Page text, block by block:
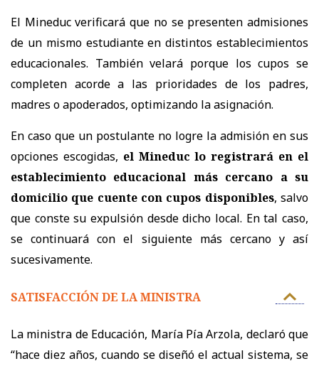
El Mineduc verificará que no se presenten admisiones
de un mismo estudiante en distintos establecimientos
educacionales. También velará porque los cupos se
completen acorde a las prioridades de los padres,
madres o apoderados, optimizando la asignación.
En caso que un postulante no logre la admisión en sus
opciones escogidas, el Mineduc lo registrará en el
establecimiento educacional más cercano a su
domicilio que cuente con cupos disponibles, salvo
que conste su expulsión desde dicho local. En tal caso,
se continuará con el siguiente más cercano y así
sucesivamente.
SATISFACCIÓN DE LA MINISTRA
La ministra de Educación, María Pía Arzola, declaró que
“hace diez años, cuando se diseñó el actual sistema, se